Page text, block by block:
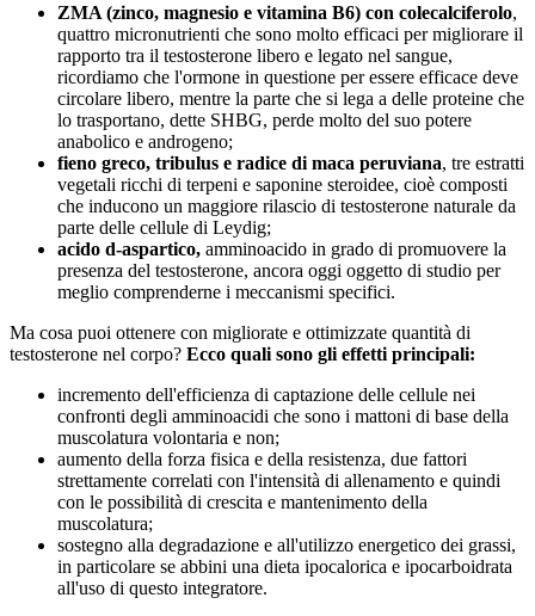
ZMA (zinco, magnesio e vitamina B6) con colecalciferolo,
quattro micronutrienti che sono molto efficaci per migliorare il
rapporto tra il testosterone libero e legato nel sangue,
ricordiamo che l'ormone in questione per essere efficace deve
circolare libero, mentre la parte che si lega a delle proteine che
lo trasportano, dette SHBG, perde molto del suo potere
anabolico e androgeno;
fieno greco, tribulus e radice di maca peruviana, tre estratti
vegetali ricchi di terpeni e saponine steroidee, cioè composti
che inducono un maggiore rilascio di testosterone naturale da
parte delle cellule di Leydig;
acido d-aspartico, amminoacido in grado di promuovere la
presenza del testosterone, ancora oggi oggetto di studio per
meglio comprenderne i meccanismi specifici.
Ma cosa puoi ottenere con migliorate e ottimizzate quantità di
testosterone nel corpo? Ecco quali sono gli effetti principali:
incremento dell'efficienza di captazione delle cellule nei
confronti degli amminoacidi che sono i mattoni di base della
muscolatura volontaria e non;
aumento della forza fisica e della resistenza, due fattori
strettamente correlati con l'intensità di allenamento e quindi
con le possibilità di crescita e mantenimento della
muscolatura;
sostegno alla degradazione e all'utilizzo energetico dei grassi,
in particolare se abbini una dieta ipocalorica e ipocarboidrata
all'uso di questo integratore.